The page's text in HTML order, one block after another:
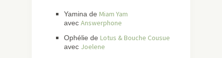
Yamina de Miam Yam
avec Answerphone
Ophélie de Lotus & Bouche Cousue
avec Joelene